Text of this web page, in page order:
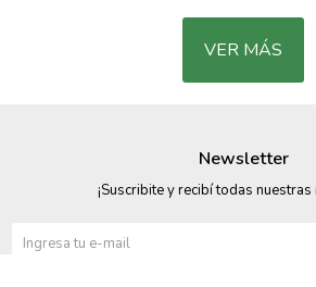
VER MÁS
Newsletter
¡Suscribite y recibí todas